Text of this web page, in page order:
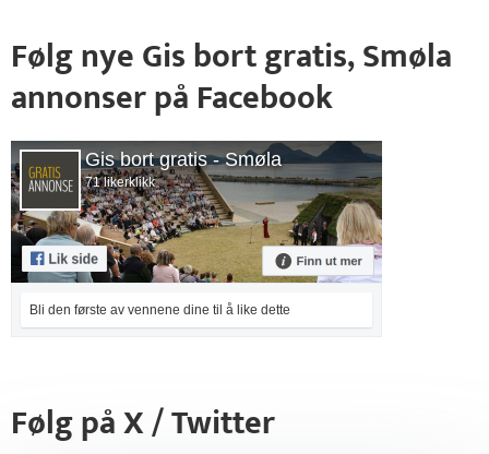
Følg nye Gis bort gratis, Smøla
annonser på Facebook
Gis bort gratis - Smøla
71 likerklikk
Bli den første av vennene dine til å like dette
Følg på X / Twitter